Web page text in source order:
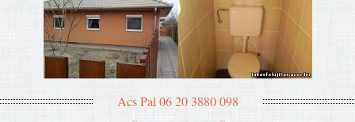
Acs Pal 06 20 3880 098